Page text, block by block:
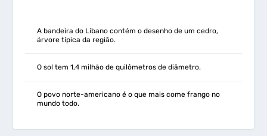
A bandeira do Líbano contém o desenho de um cedro,
árvore típica da região.
O sol tem 1,4 milhão de quilômetros de diâmetro.
O povo norte-americano é o que mais come frango no
mundo todo.